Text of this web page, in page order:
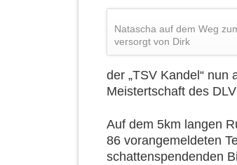
Natascha auf dem Weg
versorgt von Dirk
der „TSV Kandel“
Meistertschaft des
Auf dem 5km langen
86 vorangemeldeten
schattenspendenden